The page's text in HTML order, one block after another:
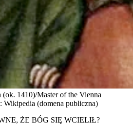
1410)/Master of the Vienna
Wikipedia (domena publiczna)
ŻE BÓG SIĘ WCIELIŁ?